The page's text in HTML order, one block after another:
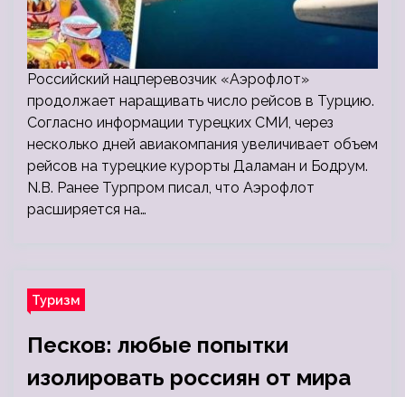
Российский нацперевозчик «Аэрофлот»
продолжает наращивать число рейсов в Турцию.
Согласно информации турецких СМИ, через
несколько дней авиакомпания увеличивает объем
рейсов на турецкие курорты Даламан и Бодрум.
N.B. Ранее Турпром писал, что Аэрофлот
расширяется на…
Туризм
Песков: любые попытки
изолировать россиян от мира